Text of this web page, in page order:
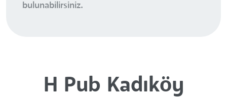
bulunabilirsiniz.
H Pub Kadıköy